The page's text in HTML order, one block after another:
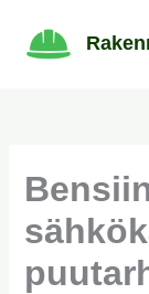
sisältöön